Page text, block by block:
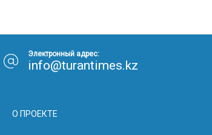
О ПРОЕКТЕ
Электронный адрес:
info@turantimes.kz